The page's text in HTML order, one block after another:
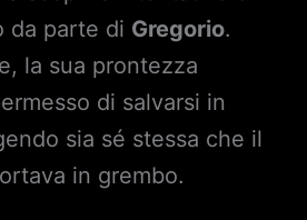
da parte di Gregorio.
la sua prontezza
di salvarsi in
sia sé stessa che il
in grembo.